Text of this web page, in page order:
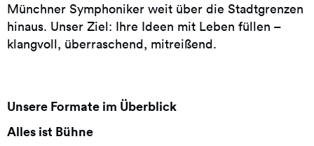
Münchner Symphoniker weit über die Stadtgrenzen
hinaus. Unser Ziel: Ihre Ideen mit Leben füllen –
klangvoll, überraschend, mitreißend.
Unsere Formate im Überblick
Alles ist Bühne